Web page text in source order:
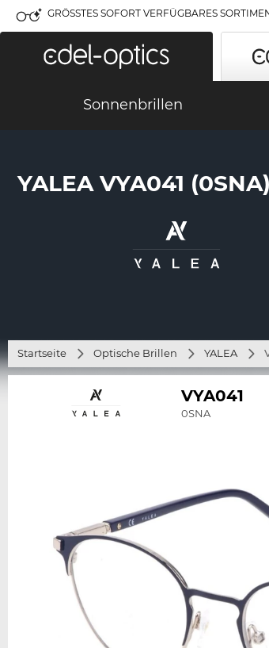
GRÖSSTES SOFORT VERFÜGBARES
Sonnenbrillen
YALEA VYA041 (0SNA)
Startseite Optische Brillen YALEA
VYA041
0SNA